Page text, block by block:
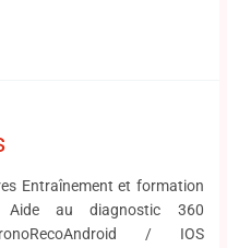
Entraînement et formation
Aide au diagnostic 360
/ IOS